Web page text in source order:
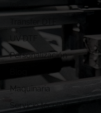
UV DTF
Personalización
Maquinaria
Servicio técnico